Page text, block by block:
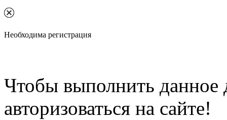
Необходима регистрация
Чтобы выполнить данное
авторизоваться на сайте!